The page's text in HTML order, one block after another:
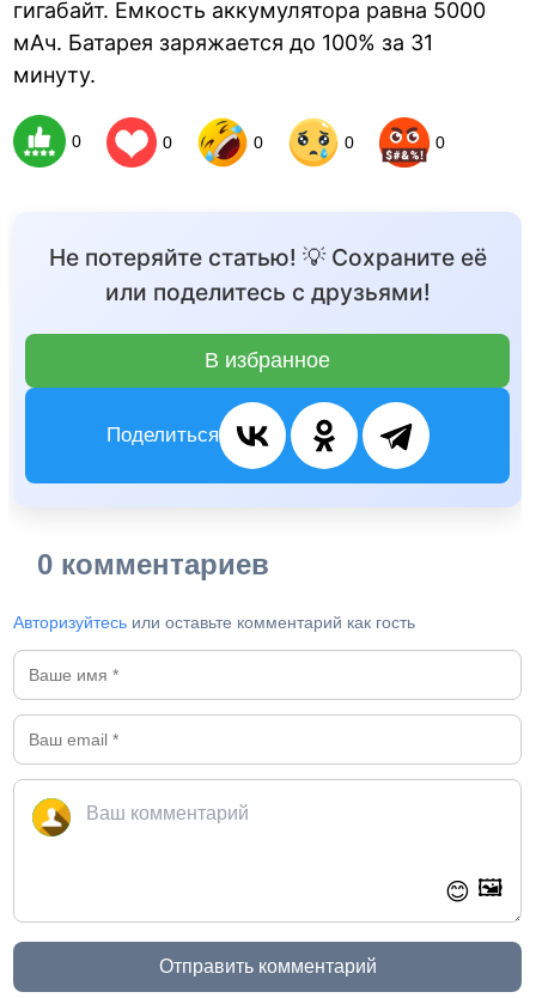
гигабайт. Емкость аккумулятора равна 5000
мАч. Батарея заряжается до 100% за 31
минуту.
0 0 0 0 0
Не потеряйте статью! 💡 Сохраните её
или поделитесь с друзьями!
В избранное
Поделиться
0 комментариев
Авторизуйтесь или оставьте комментарий как гость
😊 🖼️
Отправить комментарий